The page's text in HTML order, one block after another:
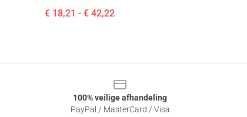
€ 18,21 - € 42,22
100% veilige afhandeling
PayPal / MasterCard / Visa